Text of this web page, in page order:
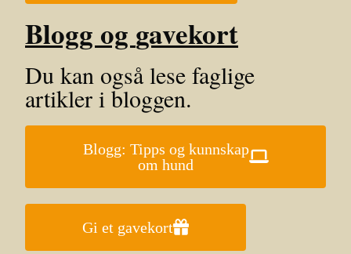
Blogg og gavekort
Du kan også lese faglige
artikler i bloggen.
Blogg: Tipps og kunnskap
om hund
Gi et gavekort